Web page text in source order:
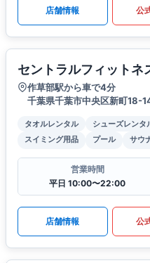
店舗情報 公
セントラルフィットネ
作草部駅から車で4分
千葉県千葉市中央区新町18-
タオルレンタル シューズレンタ
スイミング用品
プール サウ
営業時間
平日 10:00〜22:00
店舗情報 公